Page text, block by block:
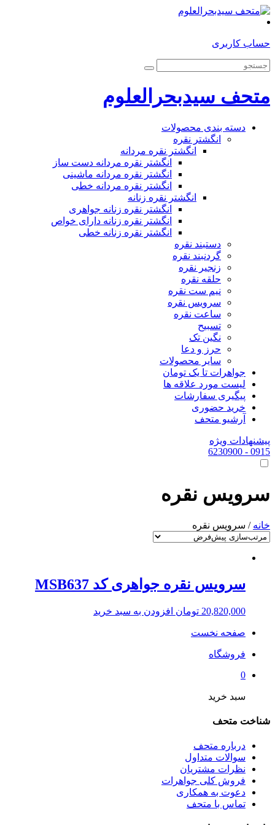
حساب کاربری
متحف سیدبحرالعلوم
دسته بندی محصولات
انگشتر نقره
انگشتر نقره مردانه
انگشتر نقره مردانه دست ساز
انگشتر نقره مردانه ماشینی
انگشتر نقره مردانه خطی
انگشتر نقره زنانه
انگشتر نقره زنانه جواهری
انگشتر نقره زنانه دارای خواص
انگشتر نقره زنانه خطی
دستبند نقره
گردنبند نقره
زنجیر نقره
حلقه نقره
نیم ست نقره
سرویس نقره
ساعت نقره
تسبیح
نگین تک
حرز و دعا
سایر محصولات
جواهرات تا یک تومان
لیست مورد علاقه ها
پیگیری سفارشات
خرید حضوری
آرشیو متحف
پیشنهادات ویژه
0915
- 6230900
سرویس نقره
خانه / سرویس نقره
سرویس نقره جواهری کد MSB637
20,820,000 تومان افزودن به سبد خرید
صفحه نخست
فروشگاه
0
سبد خرید
شناخت متحف
درباره متحف
سوالات متداول
نظرات مشتریان
فروش کلی جواهرات
دعوت به همکاری
تماس با متحف